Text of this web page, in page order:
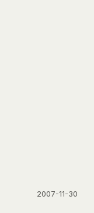
2007-11-30